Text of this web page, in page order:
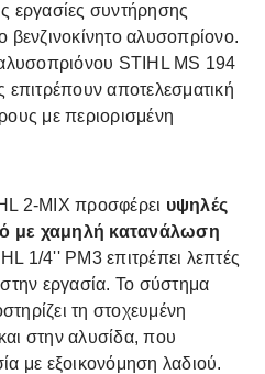
εργασίες συντήρησης
βενζινοκίνητο αλυσοπρίονο.
αλυσοπριόνου STIHL MS 194
αποτελεσματική
με περιορισμένη
2-MIX προσφέρει υψηλές
με χαμηλή κατανάλωση
1/4'' PM3 επιτρέπει λεπτές
εργασία. Το σύστημα
τη στοχευμένη
στην αλυσίδα, που
με εξοικονόμηση λαδιού.